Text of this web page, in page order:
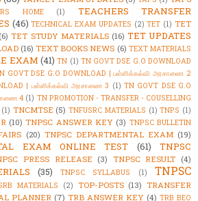
HOME (1)
TEACHERS TRANSFER
(46) TECHNICAL EXAM UPDATES (2) TET (1) TET
(6) TET STUDY MATERIALS (16) TET UPDATES
(16) TEXT BOOKS NEWS (6) TEXT MATERIALS
EXAM (41) TN (1) TN GOVT DSE G.O DOWNLOAD
GOVT DSE G.O DOWNLOAD | பள்ளிக்கல்வி அரசாணை 2
| பள்ளிக்கல்வி அரசாணை 3 (1) TN GOVT DSE G.O
4 (1) TN PROMOTION - TRANSFER - COUSELLING
(1) TNCMTSE (5) TNFUSRC MATERIALS (1) TNPS (1)
(10) TNPSC ANSWER KEY (3) TNPSC BULLETIN
(20) TNPSC DEPARTMENTAL EXAM (19)
EXAM ONLINE TEST (61)
TNPSC
PRESS RELEASE (3) TNPSC RESULT (4)
(35) TNPSC SYLLABUS (1)
TNPSC
MATERIALS (2) TOP-POSTS (13) TRANSFER
PLANNER (7) TRB ANSWER KEY (4) TRB BEO